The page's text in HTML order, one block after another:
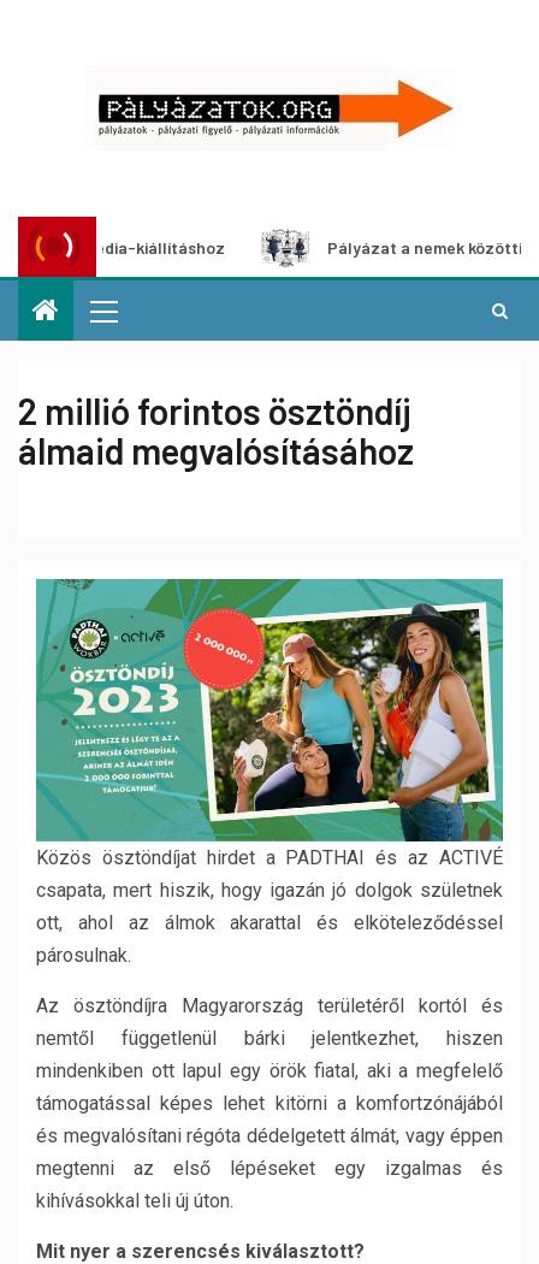
kiállításhoz Pályázat a nemek közötti
2 millió forintos ösztöndíj
álmaid megvalósításához
Közös ösztöndíjat hirdet a PADTHAI és az ACTIVÉ
csapata, mert hiszik, hogy igazán jó dolgok születnek
ott, ahol az álmok akarattal és elköteleződéssel
párosulnak.
Az ösztöndíjra Magyarország területéről kortól és
nemtől függetlenül bárki jelentkezhet, hiszen
mindenkiben ott lapul egy örök fiatal, aki a megfelelő
támogatással képes lehet kitörni a komfortzónájából
és megvalósítani régóta dédelgetett álmát, vagy éppen
megtenni az első lépéseket egy izgalmas és
kihívásokkal teli új úton.
Mit nyer a szerencsés kiválasztott?